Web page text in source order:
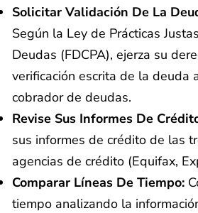
Solicitar Validación De La
Según la Ley de Prácticas
Deudas (FDCPA), ejerza su
verificación escrita de la deuda
cobrador de deudas.
Revise Sus Informes De
sus informes de crédito de las
agencias de crédito (Equifax,
Comparar Líneas De Tiempo:
tiempo analizando la